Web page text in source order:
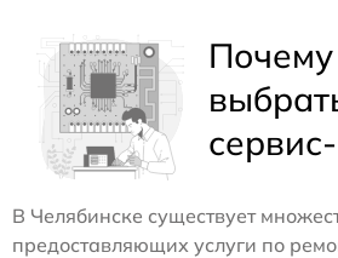
Почему
В Челябинске существует
предоставляющих услуги по